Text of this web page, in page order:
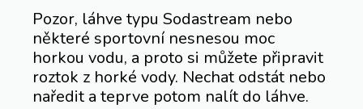
Pozor, láhve typu Sodastream nebo
některé sportovní nesnesou moc
horkou vodu, a proto si můžete připravit
roztok z horké vody. Nechat odstát nebo
naředit a teprve potom nalít do láhve.